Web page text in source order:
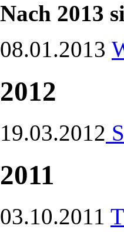
Nach 2013
08.01.2013
2012
19.03.2012
2011
03.10.2011